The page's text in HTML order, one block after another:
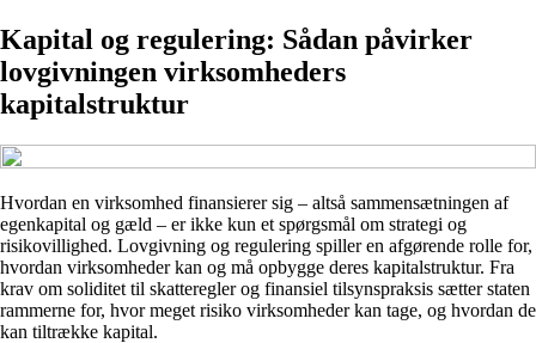
Kapital og regulering: Sådan påvirker
lovgivningen virksomheders
kapitalstruktur
Hvordan en virksomhed finansierer sig – altså sammensætningen af
egenkapital og gæld – er ikke kun et spørgsmål om strategi og
risikovillighed. Lovgivning og regulering spiller en afgørende rolle for,
hvordan virksomheder kan og må opbygge deres kapitalstruktur. Fra
krav om soliditet til skatteregler og finansiel tilsynspraksis sætter staten
rammerne for, hvor meget risiko virksomheder kan tage, og hvordan de
kan tiltrække kapital.